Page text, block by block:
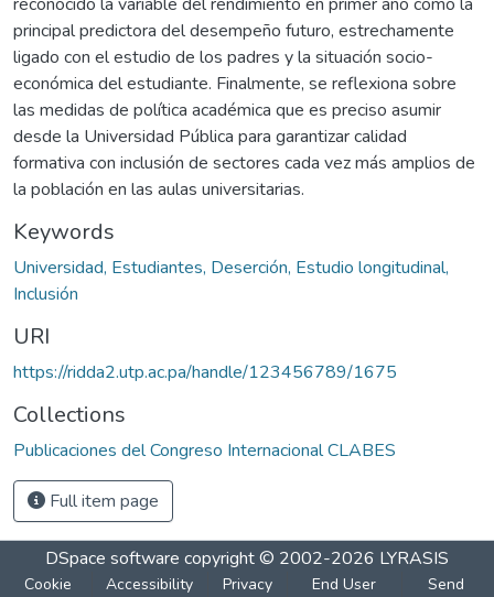
principal predictora del desempeño futuro, estrechamente
ligado con el estudio de los padres y la situación socio-
económica del estudiante. Finalmente, se reflexiona sobre
las medidas de política académica que es preciso asumir
desde la Universidad Pública para garantizar calidad
formativa con inclusión de sectores cada vez más amplios de
la población en las aulas universitarias.
Keywords
Universidad, Estudiantes, Deserción, Estudio longitudinal,
Inclusión
URI
https://ridda2.utp.ac.pa/handle/123456789/1675
Collections
Publicaciones del Congreso Internacional CLABES
Full item page
DSpace software copyright © 2002-2026 LYRASIS
Cookie Accessibility Privacy End User Send